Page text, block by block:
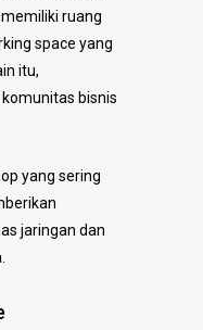
ruang
space yang
itu,
bisnis
yang sering
jaringan dan